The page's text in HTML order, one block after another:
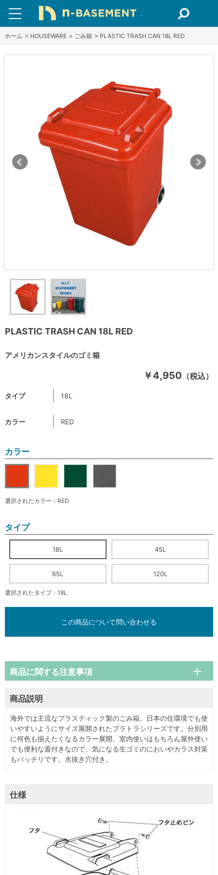
ホーム > HOUSEWARE > ごみ箱 > PLASTIC TRASH CAN 18L RED
PLASTIC TRASH CAN 18L RED
アメリカンスタイルのゴミ箱
￥4,950 （税込）
タイプ 18L
カラー RED
カラー
選択されたカラー：RED
タイプ
18L 45L
65L 120L
選択されたタイプ：18L
この商品について問い合わせる
商品説明
海外では主流なプラスティック製のごみ箱。日本の住環境でも使
いやすいようにサイズ展開されたプラトラシリーズです。分別用
に何色も揃えたくなるカラー展開。室内使いはもちろん屋外使い
でも便利な蓋付きなので、気になる生ゴミのにおいやカラス対策
もバッチリです。水抜き穴付き。
商品に関する注意事項
仕様